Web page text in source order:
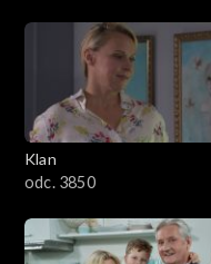
Klan
odc. 3850